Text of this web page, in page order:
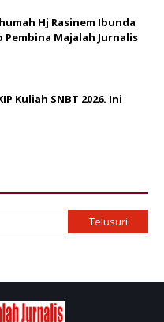
Hj Rasinem Ibunda
Majalah Jurnalis
Kuliah SNBT 2026. Ini